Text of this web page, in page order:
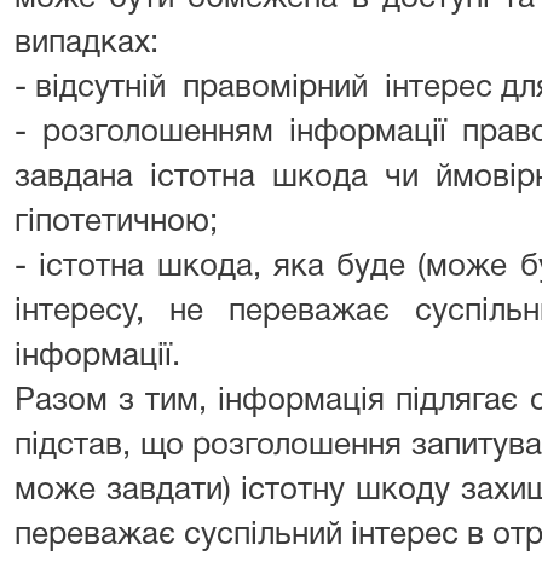
випадках:
- відсутній правомірний інтерес
- розголошенням інформації
завдана істотна шкода чи
гіпотетичною;
- істотна шкода, яка буде (може
інтересу, не переважає
інформації.
Разом з тим, інформація
підстав, що розголошення
може завдати) істотну шкоду
переважає суспільний інтерес в